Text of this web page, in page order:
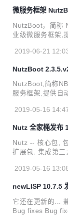
tion: Invalid for
微服务框架
NutzBoot，简称
业级微服务框架,
可一个完善的微
善的 git 提交日
区^_^ 本次更新
的失误,引用的是
2019-06-21
NutzBoot
NutzBoot,简称
服务框架,提供自
完善的微服务进
提交日志,响应及
更新带来: 适配
9-05-16 配套曲
2019-05-16
Nutz 全家桶发布
Nutz -- 核心包,
扩展包, 集成第三
e/@PrevDelete
xiaoxiaoxin *
处理特殊枚举类
e...
2019-05-16
newLISP 10.7.5
它还在更新的...
Bug fixes Bug